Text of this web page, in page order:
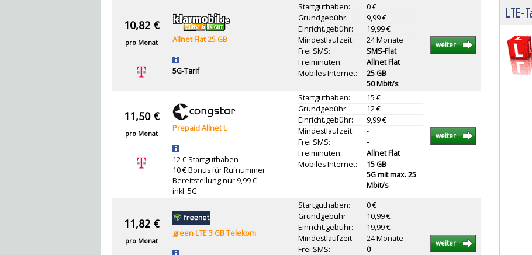
10,82 €
pro Monat Allnet Flat 25 GB
5G-Tarif
Startguthaben:
0 €
Grundgebühr:
9,99 €
Einricht.gebühr:
19,99 €
Mindestlaufzeit:
24 Monate
Frei SMS:
SMS-Flat
Freiminuten:
Allnet Flat
Mobiles Internet:
25 GB
50 Mbit/s
weiter
11,50 €
pro Monat
Prepaid Allnet L
12 € Startguthaben
10 € Bonus für Rufnummer
Bereitstellung nur 9,99 €
inkl. 5G
Startguthaben:
15 €
Grundgebühr:
12 €
Einricht.gebühr:
9,99 €
Mindestlaufzeit:
-
Frei SMS:
-
Freiminuten:
Allnet Flat
Mobiles Internet:
15 GB
5G mit max. 25
Mbit/s
weiter
11,82 €
pro Monat
green LTE 3 GB Telekom
Startguthaben:
0 €
Grundgebühr:
10,99 €
Einricht.gebühr:
19,99 €
Mindestlaufzeit:
24 Monate
Frei SMS:
0
weiter
LTE-